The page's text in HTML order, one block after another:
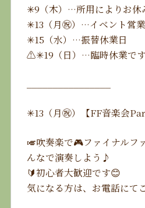
✳︎9（木）…所用によりお休
✳︎13（月㊗️）…イベント営業
✳︎15（水）…振替休業日
⚠️✳︎19（日）…臨時休業です
✳︎13（月㊗️）【FF音楽会
🎺吹奏楽で🎮ファイナルフ
んなで演奏しよう♪
🔰初心者大歓迎です😊
気になる方は、お電話にて